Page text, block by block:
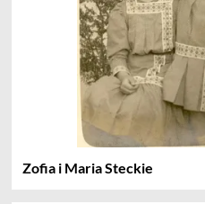
Zofia i Maria Steckie